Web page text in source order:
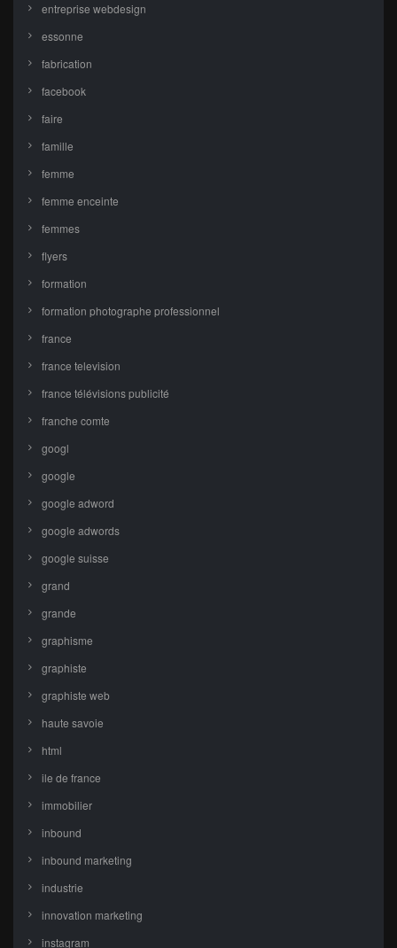
entreprise webdesign
essonne
fabrication
facebook
faire
famille
femme
femme enceinte
femmes
flyers
formation
formation photographe professionnel
france
france television
france télévisions publicité
franche comte
googl
google
google adword
google adwords
google suisse
grand
grande
graphisme
graphiste
graphiste web
haute savoie
html
ile de france
immobilier
inbound
inbound marketing
industrie
innovation marketing
instagram